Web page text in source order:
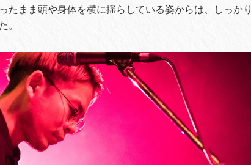
たまま頭や身体を横に揺らしている姿からは、しっかり
。